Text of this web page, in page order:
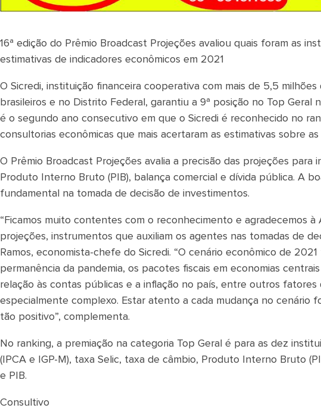
16ª edição do Prêmio Broadcast Projeções avaliou quais foram as
estimativas de indicadores econômicos em 2021
O Sicredi, instituição financeira cooperativa com mais de 5,5
brasileiros e no Distrito Federal, garantiu a 9ª posição no Top Geral
é o segundo ano consecutivo em que o Sicredi é reconhecido no
consultorias econômicas que mais acertaram as estimativas sobre
O Prêmio Broadcast Projeções avalia a precisão das projeções para
Produto Interno Bruto (PIB), balança comercial e dívida pública. A
fundamental na tomada de decisão de investimentos.
“Ficamos muito contentes com o reconhecimento e agradecemos
projeções, instrumentos que auxiliam os agentes nas tomadas de
Ramos, economista-chefe do Sicredi. “O cenário econômico de
permanência da pandemia, os pacotes fiscais em economias
relação às contas públicas e a inflação no país, entre outros
especialmente complexo. Estar atento a cada mudança no cenário
tão positivo”, complementa.
No ranking, a premiação na categoria Top Geral é para as dez
(IPCA e IGP-M), taxa Selic, taxa de câmbio, Produto Interno Bruto
e PIB.
Consultivo